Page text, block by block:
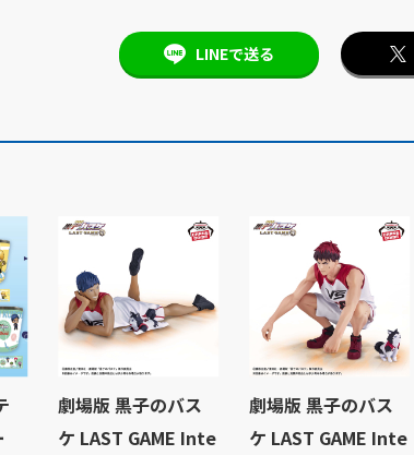
LINEで送る
劇場版 黒子のバス
ケ LAST GAME Inte
劇場版 黒子のバス
ケ LAST GAME Inte